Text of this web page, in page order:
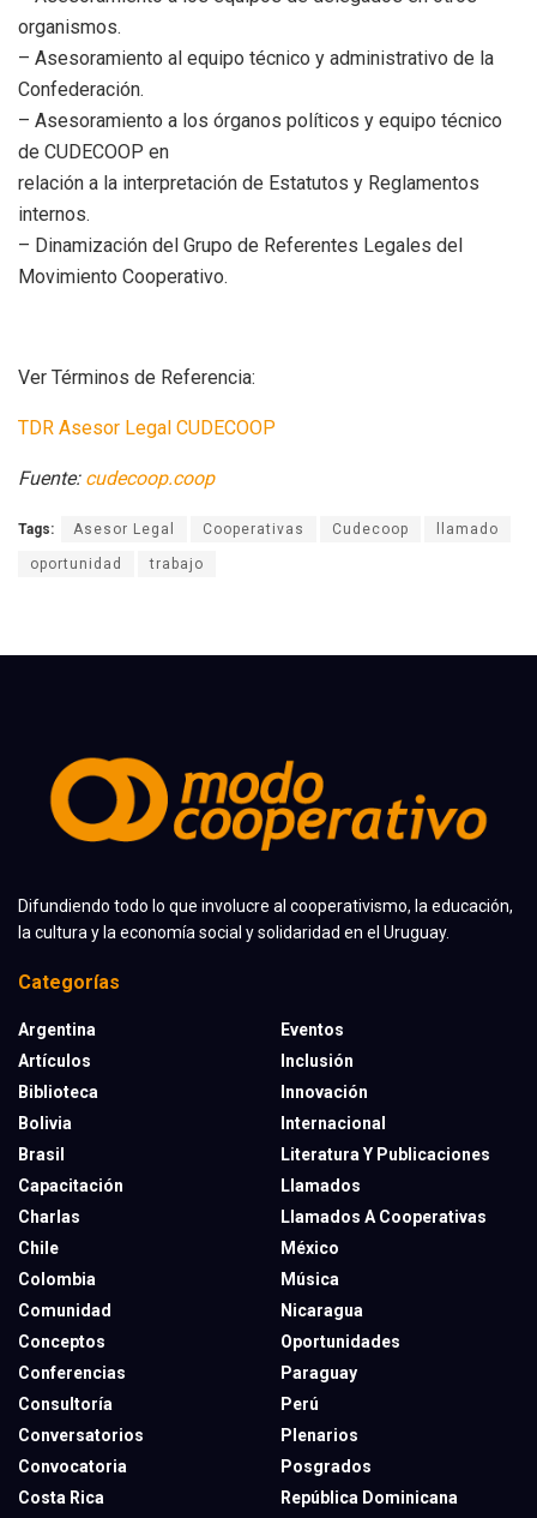
organismos.
– Asesoramiento al equipo técnico y administrativo de la
Confederación.
– Asesoramiento a los órganos políticos y equipo técnico
de CUDECOOP en
relación a la interpretación de Estatutos y Reglamentos
internos.
– Dinamización del Grupo de Referentes Legales del
Movimiento Cooperativo.
Ver Términos de Referencia:
TDR Asesor Legal CUDECOOP
Fuente: cudecoop.coop
Tags: Asesor Legal Cooperativas Cudecoop llamado
oportunidad trabajo
Difundiendo todo lo que involucre al cooperativismo, la educación,
la cultura y la economía social y solidaridad en el Uruguay.
Categorías
Argentina
Artículos
Biblioteca
Bolivia
Brasil
Capacitación
Charlas
Chile
Colombia
Comunidad
Conceptos
Conferencias
Consultoría
Conversatorios
Convocatoria
Costa Rica
Eventos
Inclusión
Innovación
Internacional
Literatura Y Publicaciones
Llamados
Llamados A Cooperativas
México
Música
Nicaragua
Oportunidades
Paraguay
Perú
Plenarios
Posgrados
República Dominicana